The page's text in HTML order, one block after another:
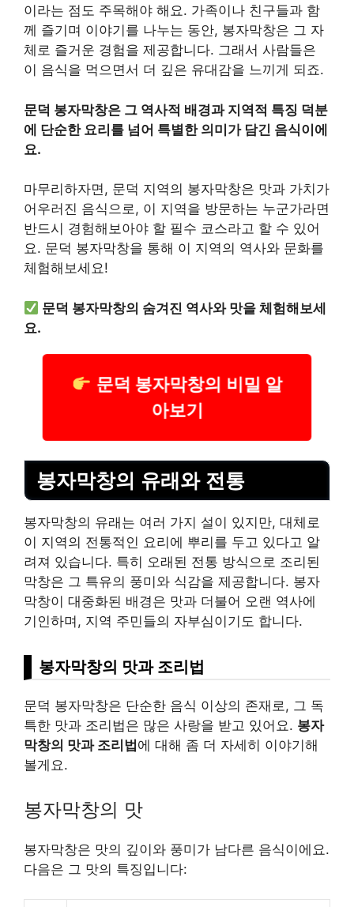
이라는 점도 주목해야 해요. 가족이나 친구들과 함
께 즐기며 이야기를 나누는 동안, 봉자막창은 그 자
체로 즐거운 경험을 제공합니다. 그래서 사람들은
이 음식을 먹으면서 더 깊은 유대감을 느끼게 되죠.
문덕 봉자막창은 그 역사적 배경과 지역적 특징 덕분
에 단순한 요리를 넘어 특별한 의미가 담긴 음식이에
요.
마무리하자면, 문덕 지역의 봉자막창은 맛과 가치가
어우러진 음식으로, 이 지역을 방문하는 누군가라면
반드시 경험해보아야 할 필수 코스라고 할 수 있어
요. 문덕 봉자막창을 통해 이 지역의 역사와 문화를
체험해보세요!
문덕 봉자막창의 숨겨진 역사와 맛을 체험해보세
요.
문덕 봉자막창의 비밀 알
아보기
봉자막창의 유래와 전통
봉자막창의 유래는 여러 가지 설이 있지만, 대체로
이 지역의 전통적인 요리에 뿌리를 두고 있다고 알
려져 있습니다. 특히 오래된 전통 방식으로 조리된
막창은 그 특유의 풍미와 식감을 제공합니다. 봉자
막창이 대중화된 배경은 맛과 더불어 오랜 역사에
기인하며, 지역 주민들의 자부심이기도 합니다.
봉자막창의 맛과 조리법
문덕 봉자막창은 단순한 음식 이상의 존재로, 그 독
특한 맛과 조리법은 많은 사랑을 받고 있어요. 봉자
막창의 맛과 조리법 에 대해 좀 더 자세히 이야기해
볼게요.
봉자막창의 맛
봉자막창은 맛의 깊이와 풍미가 남다른 음식이에요.
다음은 그 맛의 특징입니다: